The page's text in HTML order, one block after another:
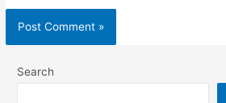
Search